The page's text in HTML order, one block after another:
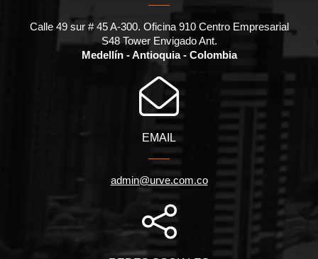
Calle 49 sur # 45 A-300. Oficina 910 Centro Empresarial
S48 Tower Envigado Ant.
Medellín - Antioquia - Colombia
EMAIL
admin@urve.com.co